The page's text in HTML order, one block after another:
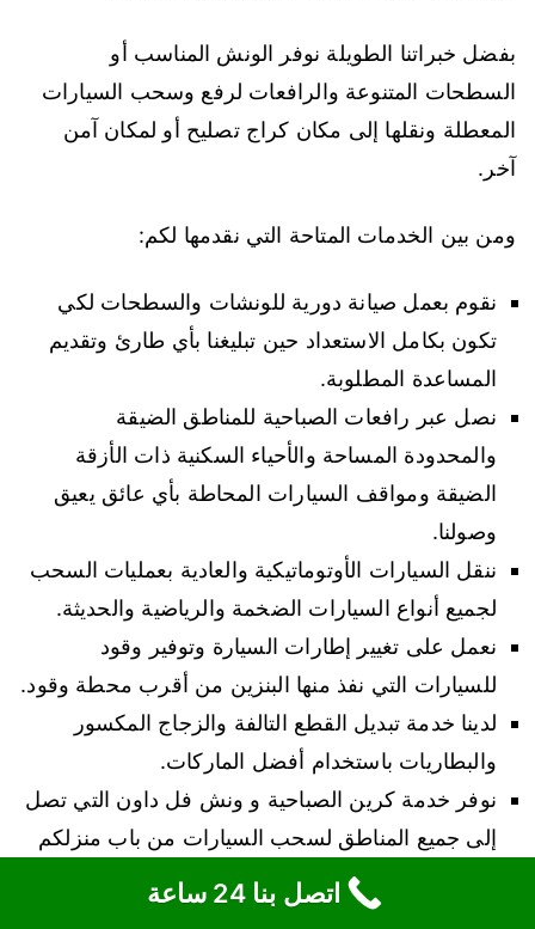
بفضل خبراتنا الطويلة نوفر الونش المناسب أو
السطحات المتنوعة والرافعات لرفع وسحب السيارات
المعطلة ونقلها إلى مكان كراج تصليح أو لمكان آمن
آخر.
ومن بين الخدمات المتاحة التي نقدمها لكم:
نقوم بعمل صيانة دورية للونشات والسطحات لكي
تكون بكامل الاستعداد حين تبليغنا بأي طارئ وتقديم
المساعدة المطلوبة.
نصل عبر رافعات الصباحية للمناطق الضيقة
والمحدودة المساحة والأحياء السكنية ذات الأزقة
الضيقة ومواقف السيارات المحاطة بأي عائق يعيق
وصولنا.
ننقل السيارات الأوتوماتيكية والعادية بعمليات السحب
لجميع أنواع السيارات الضخمة والرياضية والحديثة.
نعمل على تغيير إطارات السيارة وتوفير وقود
للسيارات التي نفذ منها البنزين من أقرب محطة وقود.
لدينا خدمة تبديل القطع التالفة والزجاج المكسور
والبطاريات باستخدام أفضل الماركات.
نوفر خدمة كرين الصباحية و ونش فل داون التي تصل
إلى جميع المناطق لسحب السيارات من باب منزلكم
أو مكان عملكم.
لدينا فريق متدرب على أعمال النقل كي لا تصيب
اتصل بنا 24 ساعة